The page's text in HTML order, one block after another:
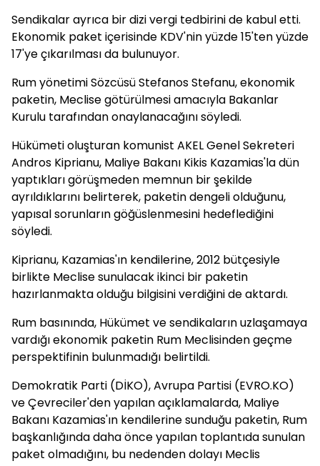
Sendikalar ayrıca bir dizi vergi tedbirini de kabul etti.
Ekonomik paket içerisinde KDV'nin yüzde 15'ten yüzde
17'ye çıkarılması da bulunuyor.
Rum yönetimi Sözcüsü Stefanos Stefanu, ekonomik
paketin, Meclise götürülmesi amacıyla Bakanlar
Kurulu tarafından onaylanacağını söyledi.
Hükümeti oluşturan komunist AKEL Genel Sekreteri
Andros Kiprianu, Maliye Bakanı Kikis Kazamias'la dün
yaptıkları görüşmeden memnun bir şekilde
ayrıldıklarını belirterek, paketin dengeli olduğunu,
yapısal sorunların göğüslenmesini hedeflediğini
söyledi.
Kiprianu, Kazamias'ın kendilerine, 2012 bütçesiyle
birlikte Meclise sunulacak ikinci bir paketin
hazırlanmakta olduğu bilgisini verdiğini de aktardı.
Rum basınında, Hükümet ve sendikaların uzlaşamaya
vardığı ekonomik paketin Rum Meclisinden geçme
perspektifinin bulunmadığı belirtildi.
Demokratik Parti (DİKO), Avrupa Partisi (EVRO.KO)
ve Çevreciler'den yapılan açıklamalarda, Maliye
Bakanı Kazamias'ın kendilerine sunduğu paketin, Rum
başkanlığında daha önce yapılan toplantıda sunulan
paket olmadığını, bu nedenden dolayı Meclis